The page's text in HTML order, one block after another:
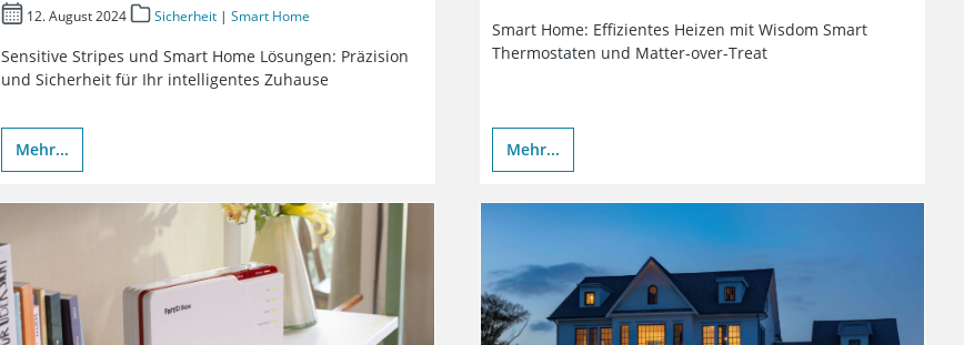
12. August 2024 Sicherheit| Smart Home
Sensitive Stripes und Smart Home Lösungen: Präzision
und Sicherheit für Ihr intelligentes Zuhause
Mehr...
Smart Home: Effizientes Heizen mit Wisdom Smart
Thermostaten und Matter-over-Treat
Mehr...